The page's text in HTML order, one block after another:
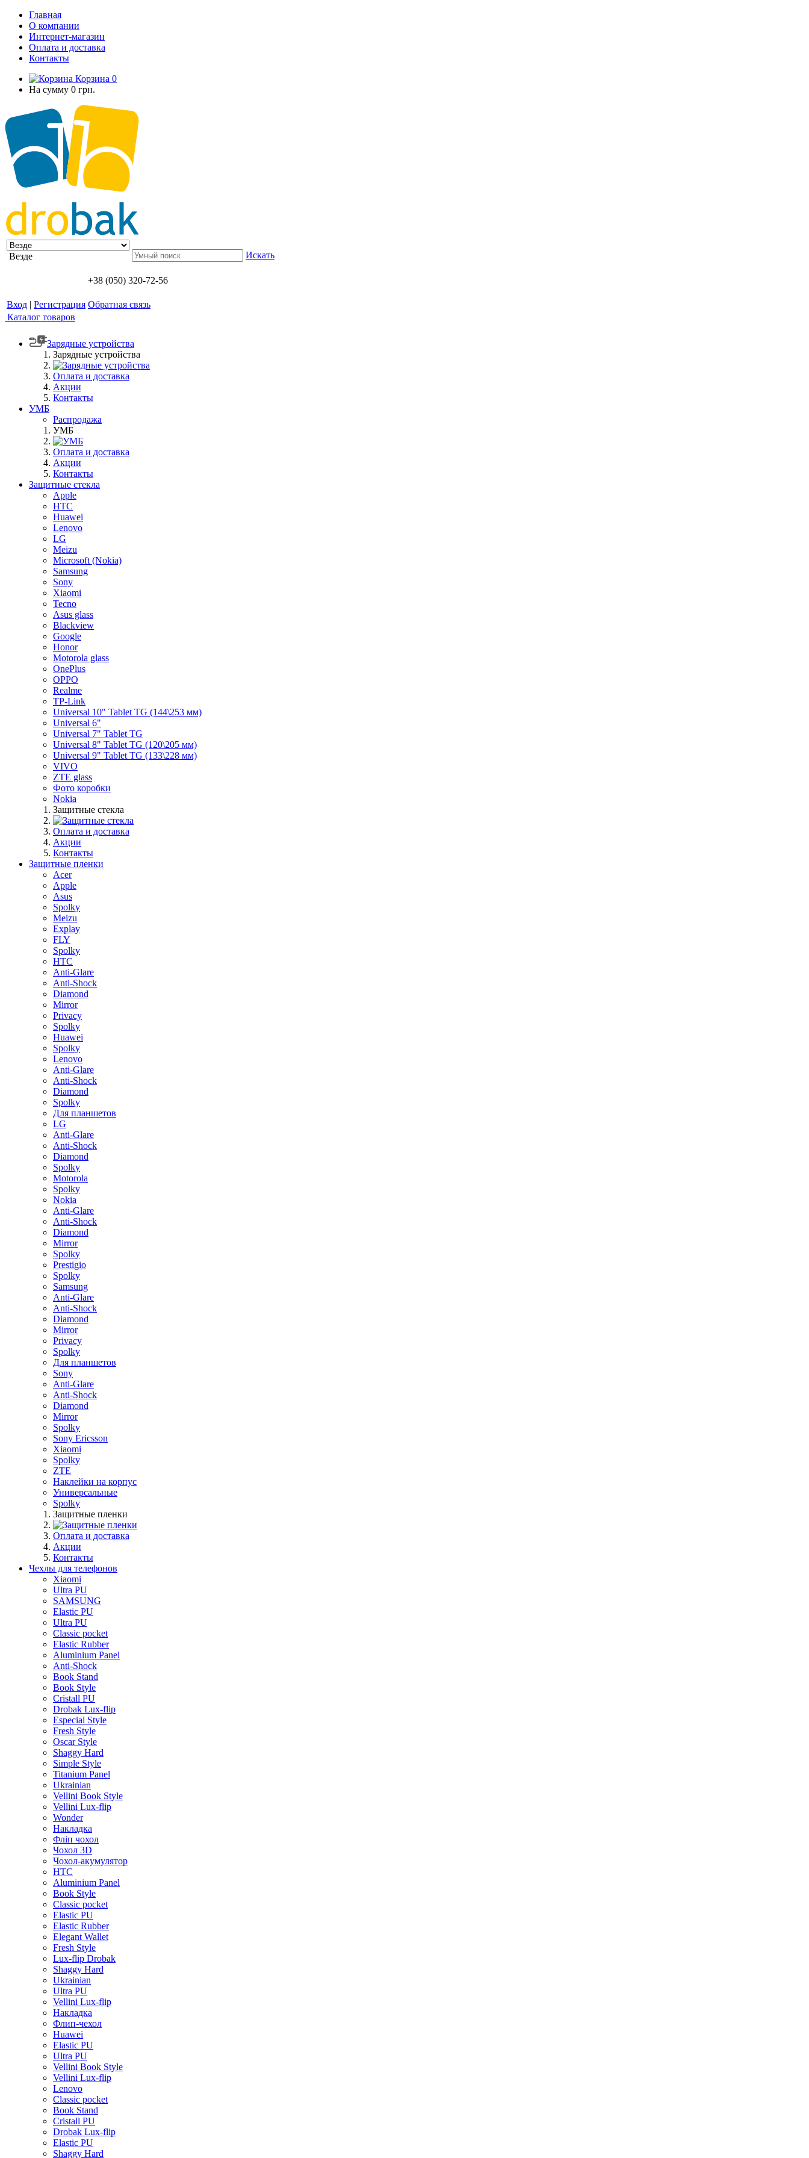
Главная
О компании
Интернет-магазин
Оплата и доставка
Контакты
Корзина 0
На сумму 0 грн.
Везде Искать
+38 (050) 320-72-56
Вход | Регистрация Обратная связь
Каталог товаров
Зарядные устройства
Зарядные устройства
Оплата и доставка
Акции
Контакты
УМБ
Распродажа
УМБ
Оплата и доставка
Акции
Контакты
Защитные стекла
Apple
HTC
Huawei
Lenovo
LG
Meizu
Microsoft (Nokia)
Samsung
Sony
Xiaomi
Tecno
Asus glass
Blackview
Google
Honor
Motorola glass
OnePlus
OPPO
Realme
TP-Link
Universal 10" Tablet TG (144\253 мм)
Universal 6"
Universal 7" Tablet TG
Universal 8" Tablet TG (120\205 мм)
Universal 9" Tablet TG (133\228 мм)
VIVO
ZTE glass
Фото коробки
Nokia
Защитные стекла
Оплата и доставка
Акции
Контакты
Защитные пленки
Acer
Apple
Asus
Spolky
Meizu
Explay
FLY
Spolky
HTC
Anti-Glare
Anti-Shock
Diamond
Mirror
Privacy
Spolky
Huawei
Spolky
Lenovo
Anti-Glare
Anti-Shock
Diamond
Spolky
Для планшетов
LG
Anti-Glare
Anti-Shock
Diamond
Spolky
Motorola
Spolky
Nokia
Anti-Glare
Anti-Shock
Diamond
Mirror
Spolky
Prestigio
Spolky
Samsung
Anti-Glare
Anti-Shock
Diamond
Mirror
Privacy
Spolky
Для планшетов
Sony
Anti-Glare
Anti-Shock
Diamond
Mirror
Spolky
Sony Ericsson
Xiaomi
Spolky
ZTE
Наклейки на корпус
Универсальные
Spolky
Защитные пленки
Оплата и доставка
Акции
Контакты
Чехлы для телефонов
Xiaomi
Ultra PU
SAMSUNG
Elastic PU
Ultra PU
Classic pocket
Elastic Rubber
Aluminium Panel
Anti-Shock
Book Stand
Book Style
Cristall PU
Drobak Lux-flip
Especial Style
Fresh Style
Oscar Style
Shaggy Hard
Simple Style
Titanium Panel
Ukrainian
Vellini Book Style
Vellini Lux-flip
Wonder
Накладка
Фліп чохол
Чохол 3D
Чохол-акумулятор
HTC
Aluminium Panel
Book Style
Classic pocket
Elastic PU
Elastic Rubber
Elegant Wallet
Fresh Style
Lux-flip Drobak
Shaggy Hard
Ukrainian
Ultra PU
Vellini Lux-flip
Накладка
Флип-чехол
Huawei
Elastic PU
Ultra PU
Vellini Book Style
Vellini Lux-flip
Lenovo
Classic pocket
Book Stand
Cristall PU
Drobak Lux-flip
Elastic PU
Shaggy Hard